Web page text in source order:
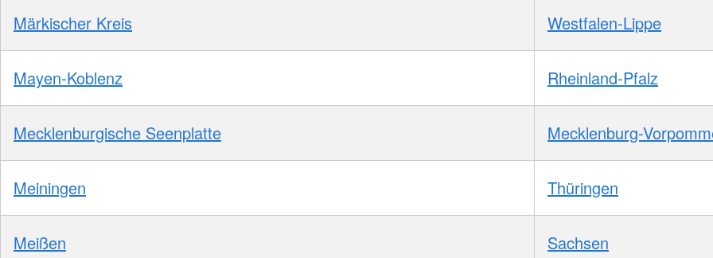
Märkischer Kreis Westfalen-Lippe
Mayen-Koblenz Rheinland-Pfalz
Mecklenburgische Seenplatte Mecklenburg-
Meiningen Thüringen
Meißen Sachsen